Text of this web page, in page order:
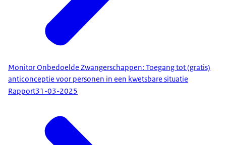
Monitor Onbedoelde Zwangerschappen: Toegang tot (gratis)
anticonceptie voor personen in een kwetsbare situatie
Rapport31-03-2025